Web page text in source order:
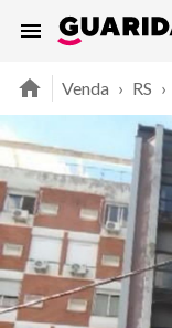
Venda › RS ›